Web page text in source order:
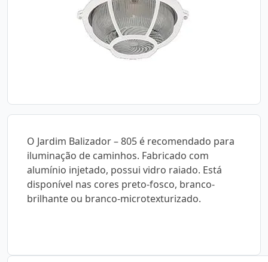
O Jardim Balizador – 805 é recomendado para
iluminação de caminhos. Fabricado com
alumínio injetado, possui vidro raiado. Está
disponível nas cores preto-fosco, branco-
brilhante ou branco-microtexturizado.